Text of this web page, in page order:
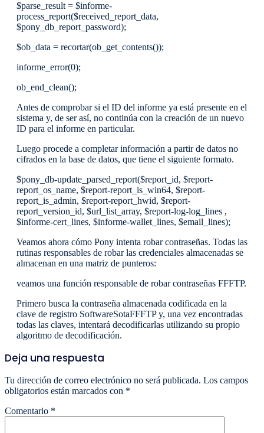
$parse_result = $informe-
process_report($received_report_data,
$pony_db_report_password);
$ob_data = recortar(ob_get_contents());
informe_error(0);
ob_end_clean();
Antes de comprobar si el ID del informe ya está presente en el
sistema y, de ser así, no continúa con la creación de un nuevo
ID para el informe en particular.
Luego procede a completar información a partir de datos no
cifrados en la base de datos, que tiene el siguiente formato.
$pony_db-update_parsed_report($report_id, $report-
report_os_name, $report-report_is_win64, $report-
report_is_admin, $report-report_hwid, $report-
report_version_id, $url_list_array, $report-log-log_lines ,
$informe-cert_lines, $informe-wallet_lines, $email_lines);
Veamos ahora cómo Pony intenta robar contraseñas. Todas las
rutinas responsables de robar las credenciales almacenadas se
almacenan en una matriz de punteros:
veamos una función responsable de robar contraseñas FFFTP.
Primero busca la contraseña almacenada codificada en la
clave de registro SoftwareSotaFFFTP y, una vez encontradas
todas las claves, intentará decodificarlas utilizando su propio
algoritmo de decodificación.
Deja una respuesta
Tu dirección de correo electrónico no será publicada. Los campos
obligatorios están marcados con *
Comentario *